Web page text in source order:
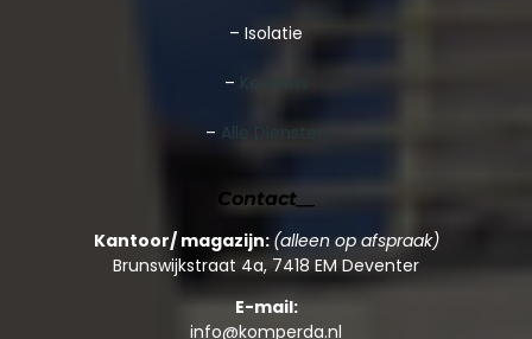
– Isolatie
–
– Alle Diensten
Contact__
Kantoor/ magazijn: (alleen op afspraak)
Brunswijkstraat 4a, 7418 EM Deventer
E-mail:
info@komperda.nl